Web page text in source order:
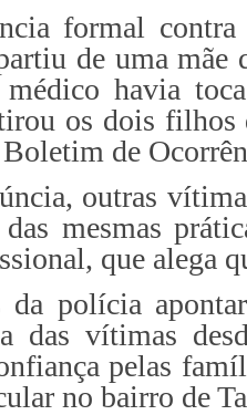
formal
de uma mãe
havia
os dois
de
outras
mesmas
que alega
da polícia
das vítimas
pelas
no bairro de